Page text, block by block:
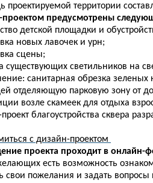
проектируемой территории
проектом предусмотрены
детской площадки и
новых лавочек и урн;
сцены;
существующих светильников на
санитарная обрезка
отделяющую парковую зону от
возле скамеек для отдыха
благоустройства сквера
с дизайн-проектом
проекта проходит в онлайн-
есть возможность
свои пожелания и задать